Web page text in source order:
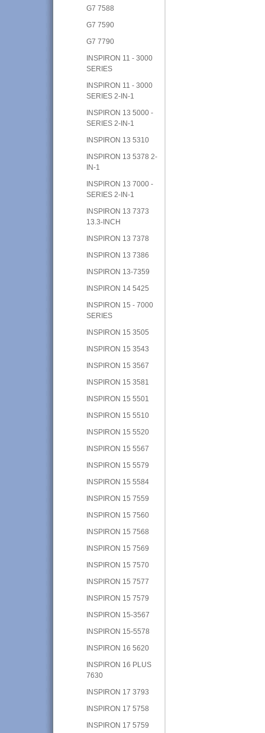
G7 7588
G7 7590
G7 7790
INSPIRON 11 - 3000
SERIES
INSPIRON 11 - 3000
SERIES 2-IN-1
INSPIRON 13 5000 -
SERIES 2-IN-1
INSPIRON 13 5310
INSPIRON 13 5378 2-
IN-1
INSPIRON 13 7000 -
SERIES 2-IN-1
INSPIRON 13 7373
13.3-INCH
INSPIRON 13 7378
INSPIRON 13 7386
INSPIRON 13-7359
INSPIRON 14 5425
INSPIRON 15 - 7000
SERIES
INSPIRON 15 3505
INSPIRON 15 3543
INSPIRON 15 3567
INSPIRON 15 3581
INSPIRON 15 5501
INSPIRON 15 5510
INSPIRON 15 5520
INSPIRON 15 5567
INSPIRON 15 5579
INSPIRON 15 5584
INSPIRON 15 7559
INSPIRON 15 7560
INSPIRON 15 7568
INSPIRON 15 7569
INSPIRON 15 7570
INSPIRON 15 7577
INSPIRON 15 7579
INSPIRON 15-3567
INSPIRON 15-5578
INSPIRON 16 5620
INSPIRON 16 PLUS
7630
INSPIRON 17 3793
INSPIRON 17 5758
INSPIRON 17 5759